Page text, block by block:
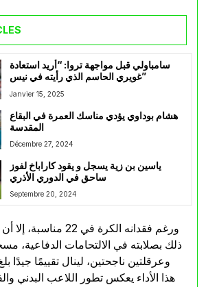
سامباولي قبل مواجهة تروا: “أريد استعادة
غويري الحاسم الذي رأيته في نيس”
Janvier 15, 2025
هشام بوداوي يؤدي مناسك العمرة في البقاع
المقدسة
Décembre 27, 2024
ياسين بن زية يسجل و يقود كاراباخ لفوز
ساحق في الدوري الأذري
Septembre 20, 2024
ورغم فقدانه الكرة في
ذلك بصلابته في الالتحامات الدفاعية،